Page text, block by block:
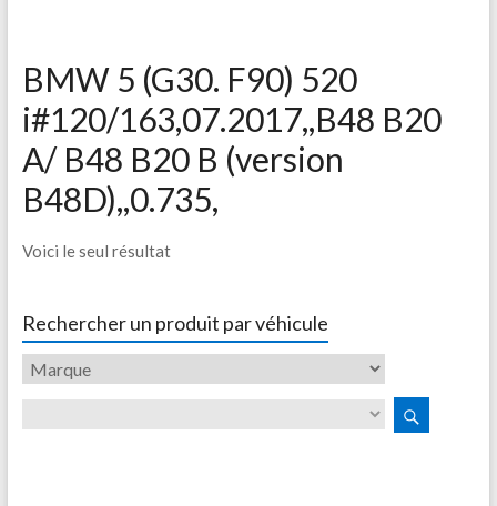
BMW 5 (G30. F90) 520
i#120/163,07.2017,,B48 B20
A/ B48 B20 B (version
B48D),,0.735,
Voici le seul résultat
Rechercher un produit par véhicule